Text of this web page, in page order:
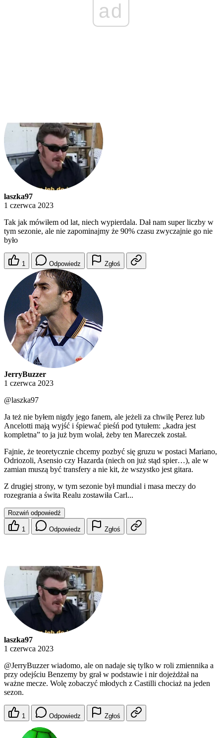
ad
laszka97
1 czerwca 2023
Tak jak mówiłem od lat, niech wypierdala. Dał nam super liczby w
tym sezonie, ale nie zapominajmy że 90% czasu zwyczajnie go nie
było
1 Odpowiedz Zgłoś
JerryBuzzer
1 czerwca 2023
@laszka97
Ja też nie byłem nigdy jego fanem, ale jeżeli za chwilę Perez lub
Ancelotti mają wyjść i śpiewać pieśń pod tytułem: „kadra jest
kompletna” to ja już bym wolał, żeby ten Mareczek został.
Fajnie, że teoretycznie chcemy pozbyć się gruzu w postaci Mariano,
Odriozoli, Asensio czy Hazarda (niech on już stąd spier…), ale w
zamian muszą być transfery a nie kit, że wszystko jest gitara.
Z drugiej strony, w tym sezonie był mundial i masa meczy do
rozegrania a świta Realu zostawiła Carl...
Rozwiń odpowiedź
1 Odpowiedz Zgłoś
laszka97
1 czerwca 2023
@JerryBuzzerwiadomo, ale on nadaje się tylko w roli zmiennika a
przy odejściu Benzemy by grał w podstawie i nir dojeżdżał na
ważne mecze. Wolę zobaczyć młodych z Castilli chociaż na jeden
sezon.
1 Odpowiedz Zgłoś